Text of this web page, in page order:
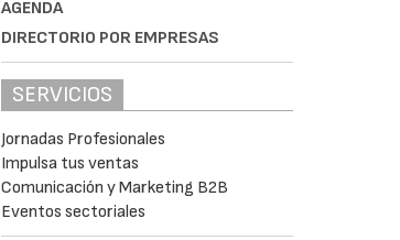
AGENDA
DIRECTORIO POR EMPRESAS
SERVICIOS
Jornadas Profesionales
Impulsa tus ventas
Comunicación y Marketing B2B
Eventos sectoriales